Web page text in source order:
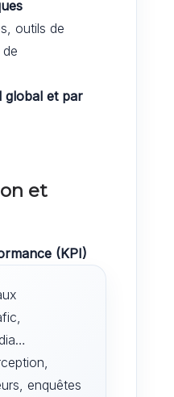
outils de
global et par
et
(KPI)
enquêtes